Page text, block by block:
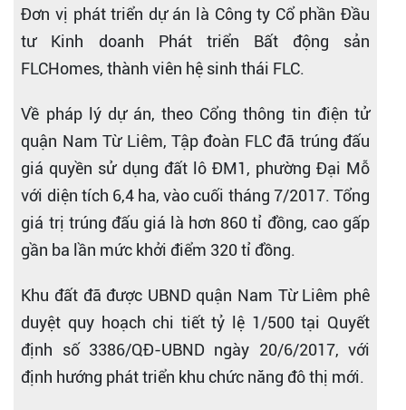
Đơn vị phát triển dự án là Công ty Cổ phần Đầu
tư Kinh doanh Phát triển Bất động sản
FLCHomes, thành viên hệ sinh thái FLC.
Về pháp lý dự án, theo Cổng thông tin điện tử
quận Nam Từ Liêm, Tập đoàn FLC đã trúng đấu
giá quyền sử dụng đất lô ĐM1, phường Đại Mỗ
với diện tích 6,4 ha, vào cuối tháng 7/2017. Tổng
giá trị trúng đấu giá là hơn 860 tỉ đồng, cao gấp
gần ba lần mức khởi điểm 320 tỉ đồng.
Khu đất đã được UBND quận Nam Từ Liêm phê
duyệt quy hoạch chi tiết tỷ lệ 1/500 tại Quyết
định số 3386/QĐ-UBND ngày 20/6/2017, với
định hướng phát triển khu chức năng đô thị mới.